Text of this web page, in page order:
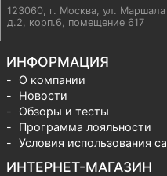
123060, г. Москва, ул.
д.2, корп.6, помещение 617
ИНФОРМАЦИЯ
О компании
Новости
Обзоры и тесты
Программа лояльности
Условия использования
ИНТЕРНЕТ-МАГАЗИН